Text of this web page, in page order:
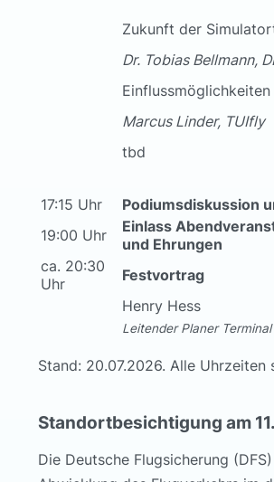
Zukunft der
Dr. Tobias Bellmann,
Marcus Linder, TUIfly
tbd
17:15 Uhr
Podiumsdiskussion
19:00 Uhr
Einlass
und Ehrungen
ca. 20:30
Uhr
Festvortrag
Henry Hess
Leitender Planer Terminal
Stand: 20.07.2026. Alle
Standortbesichtigung am
Die Deutsche Flugsicherung